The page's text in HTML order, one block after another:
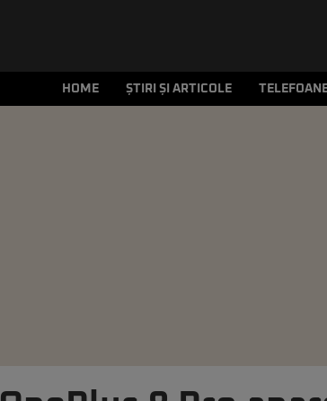
HOME ȘTIRI ȘI ARTICOLE